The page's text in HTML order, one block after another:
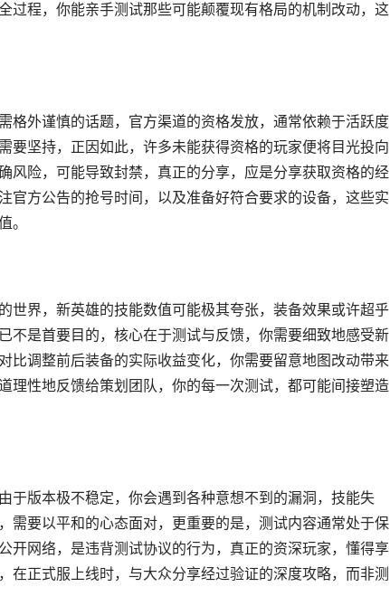
过程，你能亲手测试那些可能颠覆现有格局的机制改动，这
格外谨慎的话题，官方渠道的资格发放，通常依赖于活跃度
要坚持，正因如此，许多未能获得资格的玩家便将目光投向
风险，可能导致封禁，真正的分享，应是分享获取资格的经
官方公告的抢号时间，以及准备好符合要求的设备，这些实
。
世界，新英雄的技能数值可能极其夸张，装备效果或许超乎
不是首要目的，核心在于测试与反馈，你需要细致地感受新
比调整前后装备的实际收益变化，你需要留意地图改动带来
理性地反馈给策划团队，你的每一次测试，都可能间接塑造
于版本极不稳定，你会遇到各种意想不到的漏洞，技能失
需要以平和的心态面对，更重要的是，测试内容通常处于保
开网络，是违背测试协议的行为，真正的资深玩家，懂得享
在正式服上线时，与大众分享经过验证的深度攻略，而非测